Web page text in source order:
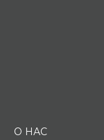
О НАС